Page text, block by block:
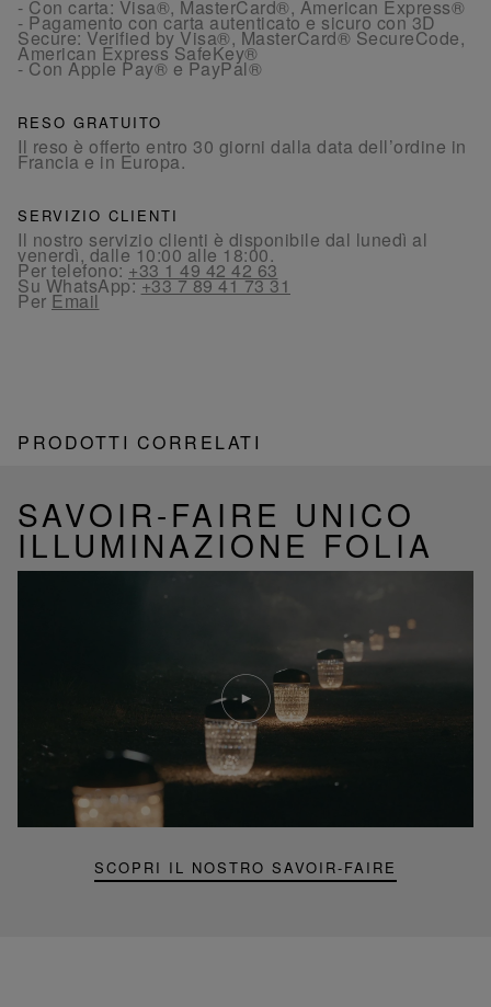
- Con carta: Visa®, MasterCard®, American Express®
- Pagamento con carta autenticato e sicuro con 3D
Secure: Verified by Visa®, MasterCard® SecureCode,
American Express SafeKey®
- Con Apple Pay® e PayPal®
RESO GRATUITO
Il reso è offerto entro 30 giorni dalla data dell’ordine in
Francia e in Europa.
SERVIZIO CLIENTI
Il nostro servizio clienti è disponibile dal lunedì al
venerdì, dalle 10:00 alle 18:00.
Per telefono:+33 1 49 42 42 63
Su WhatsApp:+33 7 89 41 73 31
PerEmail
PRODOTTI CORRELATI
SAVOIR-FAIRE UNICO
ILLUMINAZIONE FOLIA
SCOPRI IL NOSTRO SAVOIR-FAIRE
Riproduci
video
Video
YouTube,
lampada
portatile
mini